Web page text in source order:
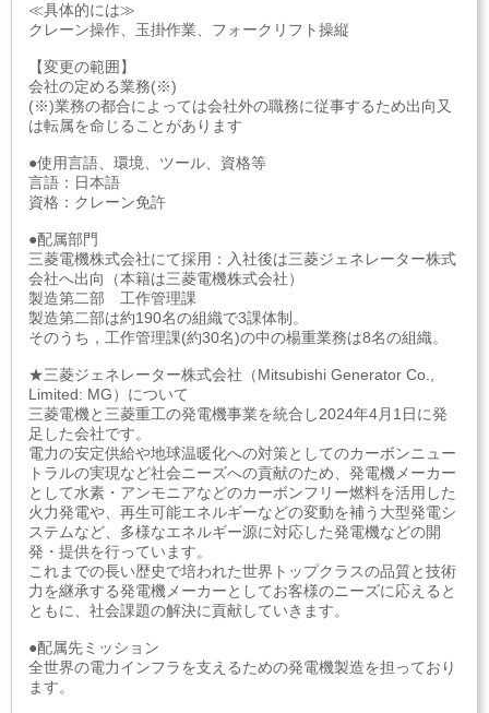
≪具体的には≫
クレーン操作、玉掛作業、フォークリフト操縦
【変更の範囲】
会社の定める業務(※)
(※)業務の都合によっては会社外の職務に従事するため出向又
は転属を命じることがあります
●使用言語、環境、ツール、資格等
言語：日本語
資格：クレーン免許
●配属部門
三菱電機株式会社にて採用：入社後は三菱ジェネレーター株式
会社へ出向（本籍は三菱電機株式会社）
製造第二部 工作管理課
製造第二部は約190名の組織で3課体制。
そのうち，工作管理課(約30名)の中の楊重業務は8名の組織。
★三菱ジェネレーター株式会社（Mitsubishi Generator Co.,
Limited: MG）について
三菱電機と三菱重工の発電機事業を統合し2024年4月1日に発
足した会社です。
電力の安定供給や地球温暖化への対策としてのカーボンニュー
トラルの実現など社会ニーズへの貢献のため、発電機メーカー
として水素・アンモニアなどのカーボンフリー燃料を活用した
火力発電や、再生可能エネルギーなどの変動を補う大型発電シ
ステムなど、多様なエネルギー源に対応した発電機などの開
発・提供を行っています。
これまでの長い歴史で培われた世界トップクラスの品質と技術
力を継承する発電機メーカーとしてお客様のニーズに応えると
ともに、社会課題の解決に貢献していきます。
●配属先ミッション
全世界の電力インフラを支えるための発電機製造を担っており
ます。